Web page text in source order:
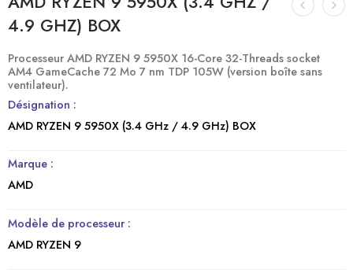
4.9 GHZ) BOX
ProcesseurAMD RYZEN 9 5950X 16-Core 32-Threads socket
AM4 GameCache 72 Mo 7 nm TDP 105W (version boîte sans
ventilateur).
Désignation :
AMD RYZEN 9 5950X (3.4 GHz / 4.9 GHz) BOX
Marque :
AMD
Modèle de processeur :
AMD RYZEN 9